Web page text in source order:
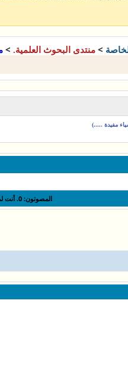
> منتدى البحوث العلمية. >
مفيدة .....)
المصوتون:0. أنت